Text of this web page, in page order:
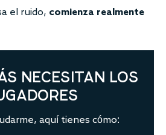
el ruido, comienza realmente
NECESITAN LOS
aquí tienes cómo: